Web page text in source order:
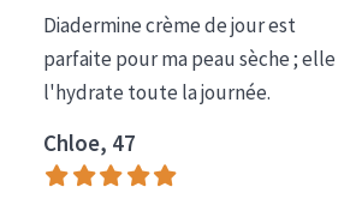
TYPE DE PEAU
Peau sensible
Peau normale à sèche
Peau mixte ou grasse
Diadermine crème de jour est
parfaite pour ma peau sèche ; elle
l'hydrate toute la journée.
Chloe, 47